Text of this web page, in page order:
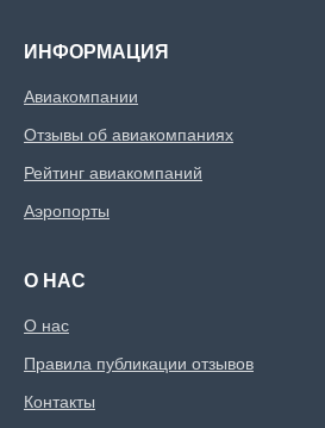
ИНФОРМАЦИЯ
Авиакомпании
Отзывы об авиакомпаниях
Рейтинг авиакомпаний
Аэропорты
О НАС
О нас
Правила публикации отзывов
Контакты